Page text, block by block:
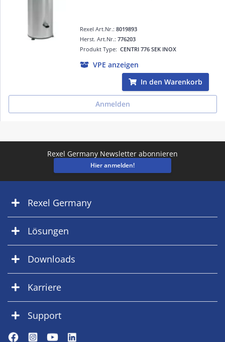
Rexel Art.Nr.:8019893
Produkt Type:CENTRI 776 SEK INOX
Herst. Art.Nr.:776203
VPE anzeigen
In den Warenkorb
Anmelden
Rexel Germany Newsletter abonnieren
Hier anmelden!
Rexel Germany
Lösungen
Downloads
Karriere
Support